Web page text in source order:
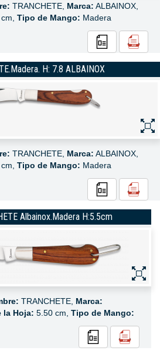
TRANCHETE, Marca: ALBAINOX,
Tipo de Mango: Madera
H: 7.8 ALBAINOX
TRANCHETE, Marca: ALBAINOX,
Tipo de Mango: Madera
Albainox.Madera H:5.5cm
TRANCHETE, Marca:
la Hoja: 5.50 cm, Tipo de Mango: